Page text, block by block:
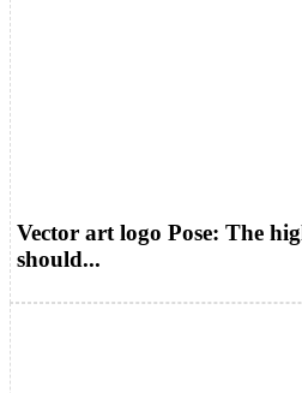
Vector art logo Pose: The
should...